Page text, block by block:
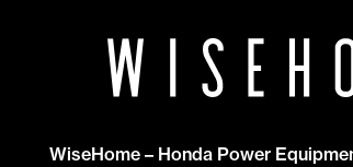
WiseHome – Honda Power